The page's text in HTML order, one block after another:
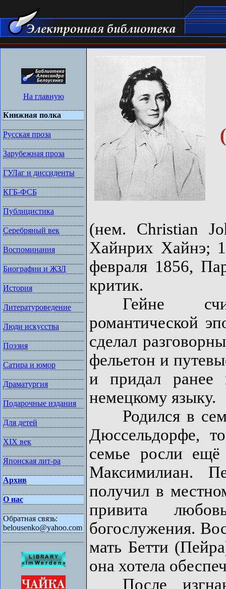
На главную
Книжная полка
Русская проза
Зарубежная проза
ГУЛаг и диссиденты
КГБ-ФСБ
Публицистика
Серебряный век
Воспоминания
Биографии и ЖЗЛ
История
Литературоведение
Люди искусства
Поэзия
Сатира и юмор
Драматургия
Подарочные издания
Для детей
XIX век
Японская лит-ра
Архив
О нас
Обратная связь:
belousenko@yahoo.com
(нем. Christian
Хайнрих Хайнэ;
февраля 1856,
критик.
Гейне
романтической
сделал
фельетон и
и придал ранее
немецкому языку.
Родился в
Дюссельдорфе,
семье росли
Максимилиан.
получил в
привита
богослужения.
мать Бетти
она хотела
После